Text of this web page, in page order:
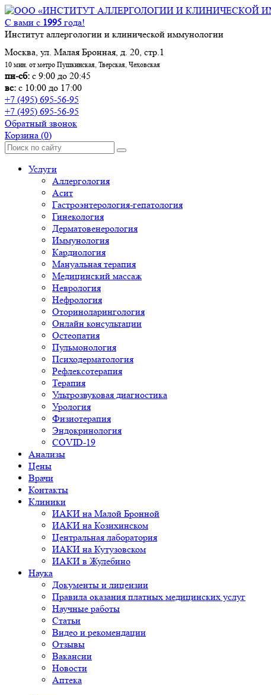
С вами с 1995 года!
Институт аллергологии и клинической иммунологии
Москва, ул. Малая Бронная, д. 20, стр.1
10 мин. от метро Пушкинская, Тверская, Чеховская
пн-сб: с 9:00 до 20:45
вс: с 10:00 до 17:00
+7 (495) 695-56-95
+7 (495) 695-56-95
Обратный звонок
Корзина (0)
Услуги
Аллергология
Асит
Гастроэнтерология-гепатология
Гинекология
Дерматовенерология
Иммунология
Кардиология
Мануальная терапия
Медицинский массаж
Неврология
Нефрология
Оториноларингология
Онлайн консультации
Остеопатия
Пульмонология
Психодерматология
Рефлексотерапия
Терапия
Ультрозвуковая диагностика
Урология
Физиотерапия
Эндокринология
COVID-19
Анализы
Цены
Врачи
Контакты
Клиники
ИАКИ на Малой Бронной
ИАКИ на Козихинском
Центральная лаборатория
ИАКИ на Кутузовском
ИАКИ в Жулебино
Наука
Документы и лицензии
Правила оказания платных медицинских услуг
Научные работы
Статьи
Видео и рекомендации
Отзывы
Вакансии
Новости
Аптека